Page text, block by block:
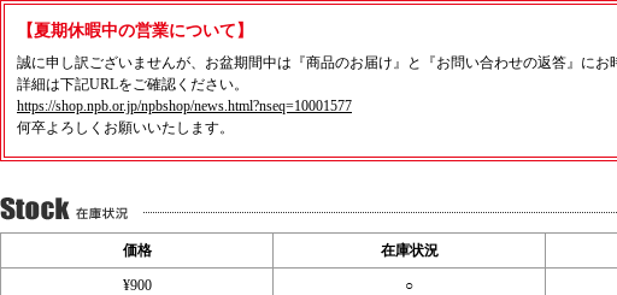
【夏期休暇中の営業について】
誠に申し訳ございませんが、お盆期間中は『商品のお届け』と『お問い合わせの返答』にお
詳細は下記URLをご確認ください。
https://shop.npb.or.jp/npbshop/news.html?nseq=10001577
何卒よろしくお願いいたします。
価格 在庫状況
¥900 ○